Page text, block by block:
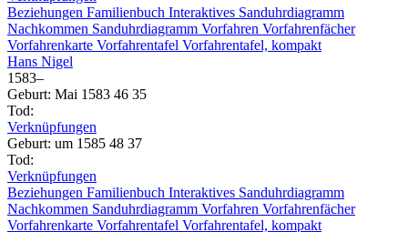
Beziehungen Familienbuch Interaktives Sanduhrdiagramm
Nachkommen Sanduhrdiagramm Vorfahren Vorfahrenfächer
Vorfahrenkarte Vorfahrentafel Vorfahrentafel, kompakt
Hans Nigel
1583–
Geburt: Mai 1583 46 35
Tod:
Verknüpfungen
Geburt: um 1585 48 37
Tod:
Verknüpfungen
Beziehungen Familienbuch Interaktives Sanduhrdiagramm
Nachkommen Sanduhrdiagramm Vorfahren Vorfahrenfächer
Vorfahrenkarte Vorfahrentafel Vorfahrentafel, kompakt